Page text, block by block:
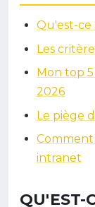
Qu'est-ce
Les
Mon top
2026
Le piège
intranet
QU'EST-